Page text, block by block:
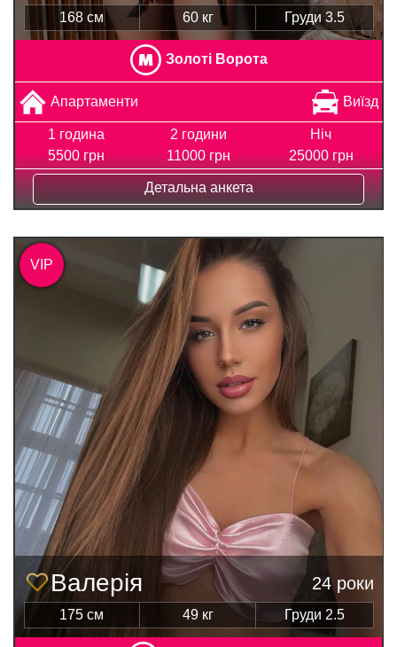
168 см 60 кг Груди 3.5
Золоті Ворота
Апартаменти Виїзд
1 година
5500 грн
2 години
11000 грн
Ніч
25000 грн
Детальна анкета
Валерія 24 роки
175 см 49 кг Груди 2.5
VIP